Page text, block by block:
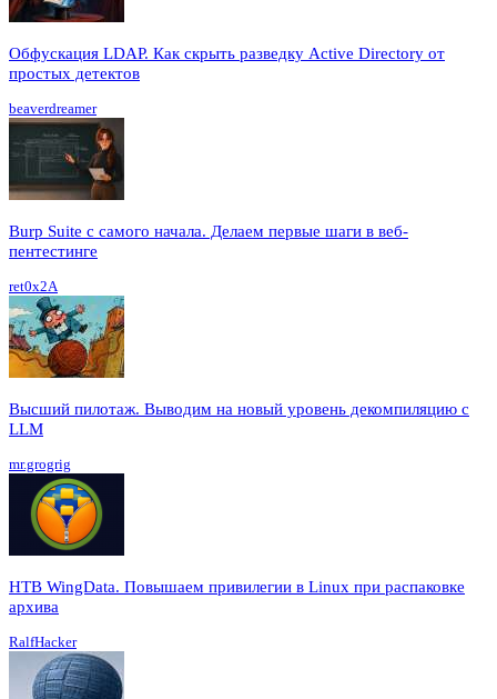
Обфускация LDAP. Как скрыть разведку Active Directory от
простых детектов
beaverdreamer
Burp Suite с самого начала. Делаем первые шаги в веб-
пентестинге
ret0x2A
Высший пилотаж. Выводим на новый уровень декомпиляцию с
LLM
mr.grogrig
HTB WingData. Повышаем привилегии в Linux при распаковке
архива
RalfHacker